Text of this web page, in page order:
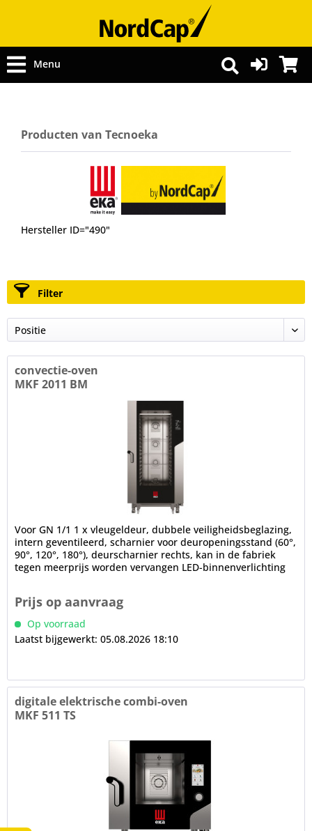
Menu
Producten van Tecnoeka
Hersteller ID="490"
Filter
convectie-oven
MKF 2011 BM
Voor GN 1/1 1 x vleugeldeur, dubbele veiligheidsbeglazing,
intern geventileerd, scharnier voor deuropeningsstand (60°,
90°, 120°, 180°), deurscharnier rechts, kan in de fabriek
tegen meerprijs worden vervangen LED-binnenverlichting
Prijs op aanvraag
Op voorraad
Laatst bijgewerkt: 05.08.2026 18:10
digitale elektrische combi-oven
MKF 511 TS